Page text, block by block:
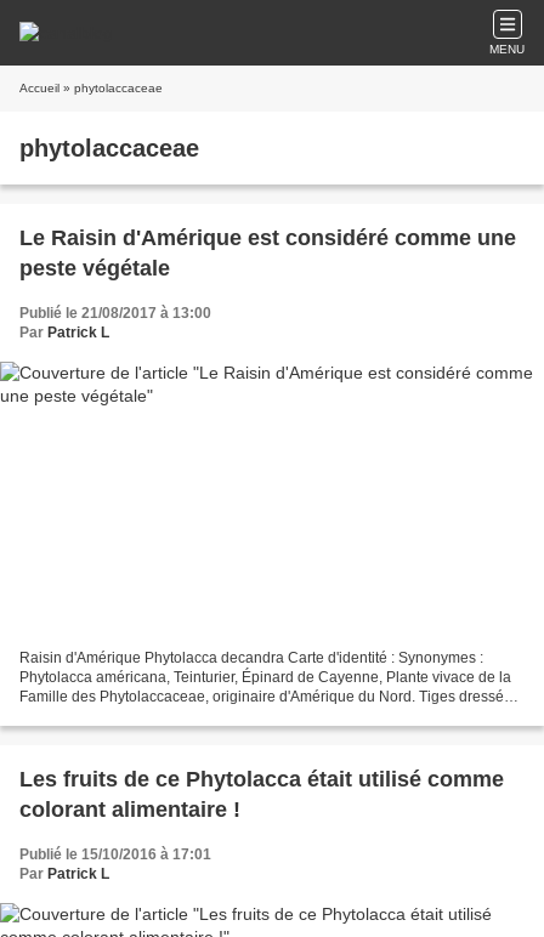
MENU
Accueil » phytolaccaceae
phytolaccaceae
Le Raisin d'Amérique est considéré comme une
peste végétale
Publié le 21/08/2017 à 13:00
Par Patrick L
Raisin d'Amérique Phytolacca decandra Carte d'identité : Synonymes :
Phytolacca américana, Teinturier, Épinard de Cayenne, Plante vivace de la
Famille des Phytolaccaceae, originaire d'Amérique du Nord. Tiges dressées
Les fruits de ce Phytolacca était utilisé comme
colorant alimentaire !
Publié le 15/10/2016 à 17:01
Par Patrick L